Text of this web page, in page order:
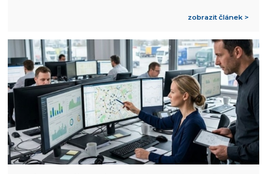
zobrazit článek >